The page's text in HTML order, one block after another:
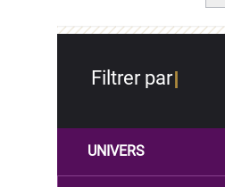
Filtrer par
UNIVERS